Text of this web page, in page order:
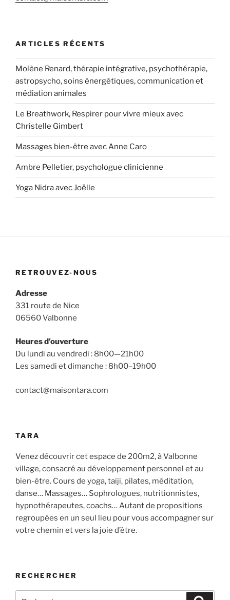
ARTICLES RÉCENTS
Molène Renard, thérapie intégrative, psychothérapie,
astropsycho, soins énergétiques, communication et
médiation animales
Le Breathwork, Respirer pour vivre mieux avec
Christelle Gimbert
Massages bien-être avec Anne Caro
Ambre Pelletier, psychologue clinicienne
Yoga Nidra avec Joëlle
RETROUVEZ-NOUS
Adresse
331 route de Nice
06560 Valbonne
Heures d’ouverture
Du lundi au vendredi : 8h00—21h00
Les samedi et dimanche : 8h00–19h00
contact@maisontara.com
TARA
Venez découvrir cet espace de 200m2, à Valbonne
village, consacré au développement personnel et au
bien-être. Cours de yoga, taiji, pilates, méditation,
danse… Massages… Sophrologues, nutritionnistes,
hypnothérapeutes, coachs… Autant de propositions
regroupées en un seul lieu pour vous accompagner sur
votre chemin et vers la joie d’être.
RECHERCHER